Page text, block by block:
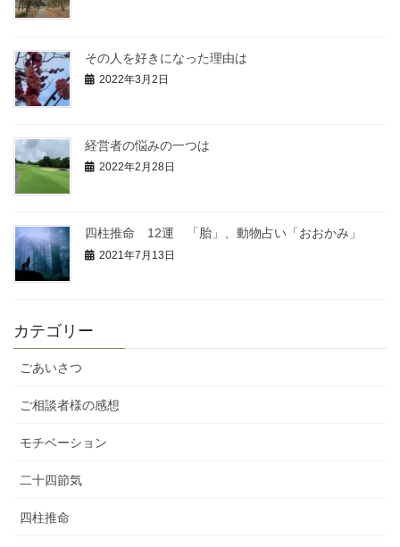
その人を好きになった理由は
2022年3月2日
経営者の悩みの一つは
2022年2月28日
四柱推命 12運 「胎」、動物占い「おおかみ」
2021年7月13日
カテゴリー
ごあいさつ
ご相談者様の感想
モチベーション
二十四節気
四柱推命